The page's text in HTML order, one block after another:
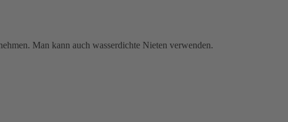
Man kann auch wasserdichte Nieten verwenden.